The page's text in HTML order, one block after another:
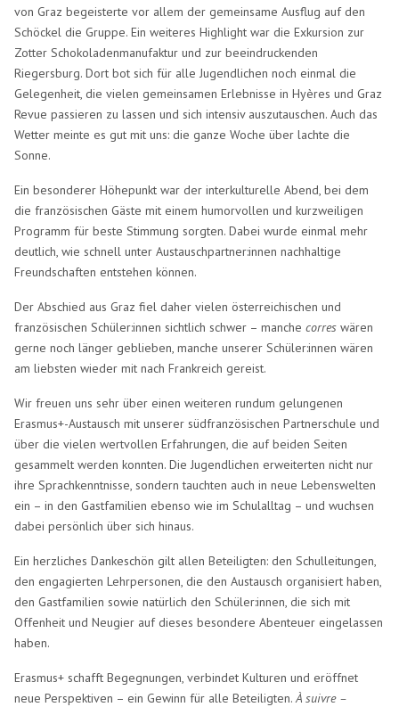
von Graz begeisterte vor allem der gemeinsame Ausflug auf den
Schöckel die Gruppe. Ein weiteres Highlight war die Exkursion zur
Zotter Schokoladenmanufaktur und zur beeindruckenden
Riegersburg. Dort bot sich für alle Jugendlichen noch einmal die
Gelegenheit, die vielen gemeinsamen Erlebnisse in Hyères und Graz
Revue passieren zu lassen und sich intensiv auszutauschen. Auch das
Wetter meinte es gut mit uns: die ganze Woche über lachte die
Sonne.
Ein besonderer Höhepunkt war der interkulturelle Abend, bei dem
die französischen Gäste mit einem humorvollen und kurzweiligen
Programm für beste Stimmung sorgten. Dabei wurde einmal mehr
deutlich, wie schnell unter Austauschpartner:innen nachhaltige
Freundschaften entstehen können.
Der Abschied aus Graz fiel daher vielen österreichischen und
französischen Schüler:innen sichtlich schwer – manchecorres wären
gerne noch länger geblieben, manche unserer Schüler:innen wären
am liebsten wieder mit nach Frankreich gereist.
Wir freuen uns sehr über einen weiteren rundum gelungenen
Erasmus+-Austausch mit unserer südfranzösischen Partnerschule und
über die vielen wertvollen Erfahrungen, die auf beiden Seiten
gesammelt werden konnten. Die Jugendlichen erweiterten nicht nur
ihre Sprachkenntnisse, sondern tauchten auch in neue Lebenswelten
ein – in den Gastfamilien ebenso wie im Schulalltag – und wuchsen
dabei persönlich über sich hinaus.
Ein herzliches Dankeschön gilt allen Beteiligten: den Schulleitungen,
den engagierten Lehrpersonen, die den Austausch organisiert haben,
den Gastfamilien sowie natürlich den Schüler:innen, die sich mit
Offenheit und Neugier auf dieses besondere Abenteuer eingelassen
haben.
Erasmus+ schafft Begegnungen, verbindet Kulturen und eröffnet
neue Perspektiven – ein Gewinn für alle Beteiligten.À suivre –